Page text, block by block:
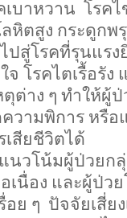
เบาหวาน โรค
หิตสูง กระดูกพ
ปสู่โรคที่รุนแรง
โรคไตเรื้อรัง
ตุต่าง ๆ ทำให้
วามพิการ หรือ
เสียชีวิตได้
น้มผู้ป่วยกลุ่ม
เนื่อง และผู้ป่วย
อย ๆ ปัจจัยเสี่ย